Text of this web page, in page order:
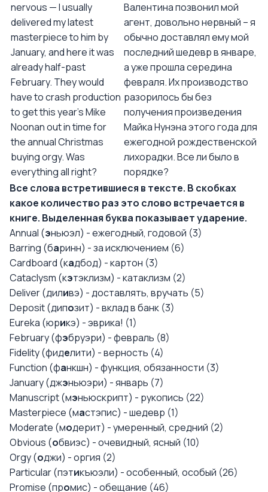
nervous — I usually
delivered my latest
masterpiece to him by
January, and here it was
already half-past
February. They would
have to crash production
to get this year's Mike
Noonan out in time for
the annual Christmas
buying orgy. Was
everything all right?
Валентина позвонил мой
агент, довольно нервный – я
обычно доставлял ему мой
последний шедевр в январе,
а уже прошла середина
февраля. Их производство
разорилось бы без
получения произведения
Майка Нунэна этого года для
ежегодной рождественской
лихорадки. Все ли было в
порядке?
Все слова встретившиеся в тексте. В скобках
какое количество раз это слово встречается в
книге. Выделенная буква показывает ударение.
Annual (эньюэл) - ежегодный, годовой (3)
Barring (баринн) - за исключением (6)
Cardboard (кадбод) - картон (3)
Cataclysm (кэтэклизм) - катаклизм (2)
Deliver (диливэ) - доставлять, вручать (5)
Deposit (дипозит) - вклад в банк (3)
Eureka (юрикэ) - эврика! (1)
February (фэбруэри) - февраль (8)
Fidelity (фиделити) - верность (4)
Function (фанкшн) - функция, обязанности (3)
January (джэньюэри) - январь (7)
Manuscript (мэньюскрипт) - рукопись (22)
Masterpiece (мастэпис) - шедевр (1)
Moderate (модерит) - умеренный, средний (2)
Obvious (обвиэс) - очевидный, ясный (10)
Orgy (оджи) - оргия (2)
Particular (пэтикъюэли) - особенный, особый (26)
Promise (промис) - обещание (46)